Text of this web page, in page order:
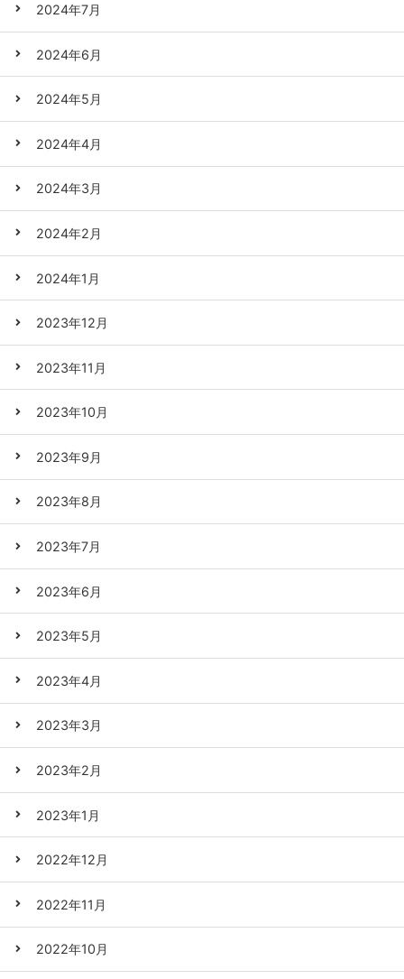
2024年7月
2024年6月
2024年5月
2024年4月
2024年3月
2024年2月
2024年1月
2023年12月
2023年11月
2023年10月
2023年9月
2023年8月
2023年7月
2023年6月
2023年5月
2023年4月
2023年3月
2023年2月
2023年1月
2022年12月
2022年11月
2022年10月